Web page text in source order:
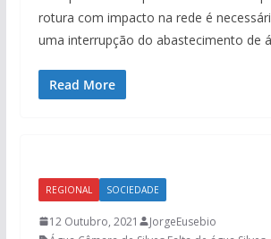
rotura com impacto na rede é
uma interrupção do abastecimento de
Read More
REGIONAL SOCIEDADE
12 Outubro, 2021
JorgeEusebio